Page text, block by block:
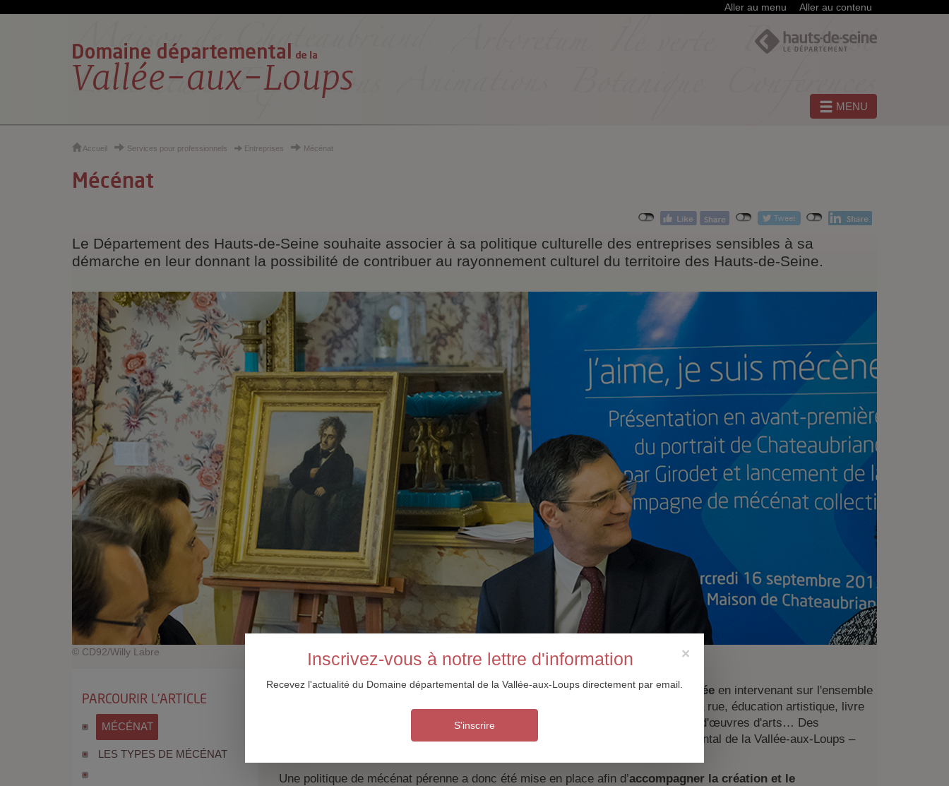
×
Inscrivez-vous à notre lettre d'information
Recevez l'actualité du Domaine départemental de la Vallée-aux-Loups directement par email.
S'inscrire
Aller au menu Aller au contenu
MENU
Accueil Services pour professionnels Entreprises Mécénat
Mécénat
Le Département des Hauts-de-Seine souhaite associer à sa politique culturelle des entreprises sensibles à sa
démarche en leur donnant la possibilité de contribuer au rayonnement culturel du territoire des Hauts-de-Seine.
© CD92/Willy Labre
PARCOURIR L'ARTICLE
MÉCÉNAT
LES TYPES DE MÉCÉNAT
Le Département des Hauts-de-Seine a entreprisune politique culturelle affirméeen intervenant sur l'ensemble
des activités représentées sur son territoire : musique, théâtre, danse, arts de la rue, éducation artistique, livre
et cinéma, mise en valeur du patrimoine, archives départementales, acquisition d'œuvres d'arts… Des
événements culturels sont ainsi régulièrement organisés au Domaine départemental de la Vallée-aux-Loups –
Une politique de mécénat pérenne a donc été mise en place afin d’accompagner la création et le